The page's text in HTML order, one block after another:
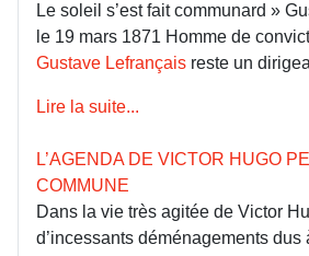
Le soleil s’est fait communard »
le 19 mars 1871 Homme de
Gustave Lefrançais reste un
Lire la suite...
L’AGENDA DE VICTOR HUGO
COMMUNE
Dans la vie très agitée de Victor
d’incessants déménagements dus